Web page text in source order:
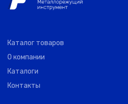
Каталог товаров
О компании
Каталоги
Контакты